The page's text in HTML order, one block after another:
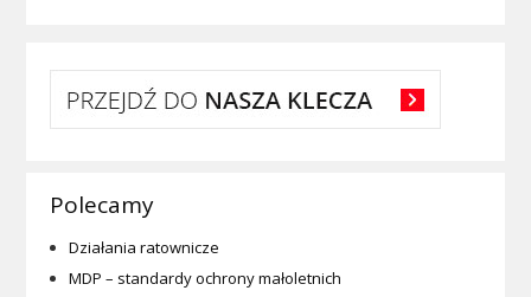
Polecamy
Działania ratownicze
MDP – standardy ochrony małoletnich